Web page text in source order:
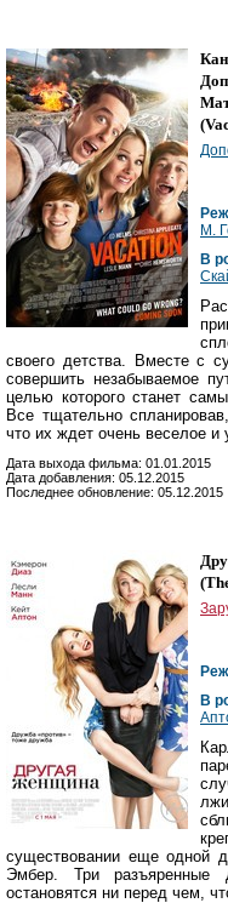
(
М.
В
своего детства. Вместе с
совершить незабываемое
целью которого станет
Все тщательно
что их ждет очень веселое и
Дата выхода фильма: 01.01.2015
Дата добавления: 05.12.2015
Последнее обновление: 05.12.2015
(
В
существовании еще одной
Эмбер. Три
остановятся ни перед чем,